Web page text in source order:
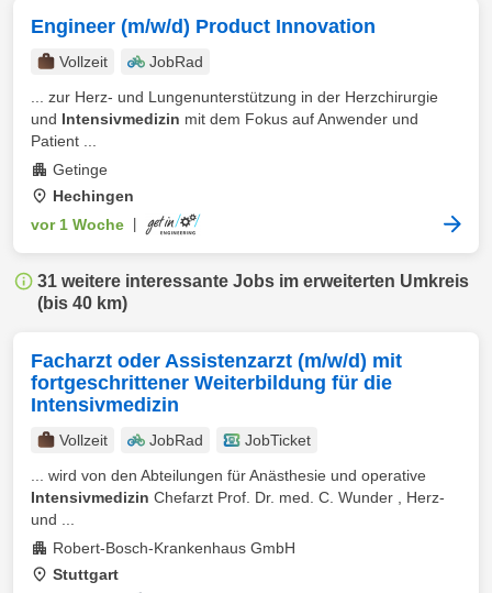
Engineer (m/w/d) Product Innovation
Vollzeit
JobRad
... zur Herz- und Lungenunterstützung in der Herzchirurgie
und Intensivmedizin mit dem Fokus auf Anwender und
Patient ...
Getinge
Hechingen
vor 1 Woche
31 weitere interessante Jobs im erweiterten Umkreis
(bis 40 km)
Facharzt oder Assistenzarzt (m/w/d) mit
fortgeschrittener Weiterbildung für die
Intensivmedizin
Vollzeit JobRad
JobTicket
... wird von den Abteilungen für Anästhesie und operative
Intensivmedizin Chefarzt Prof. Dr. med. C. Wunder , Herz-
und ...
Robert-Bosch-Krankenhaus GmbH
Stuttgart